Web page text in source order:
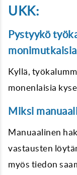
UKK:
Pystyykö
Kyllä,
monenlaisia
Miksi
Manuaalinen
vastausten
myös tiedon